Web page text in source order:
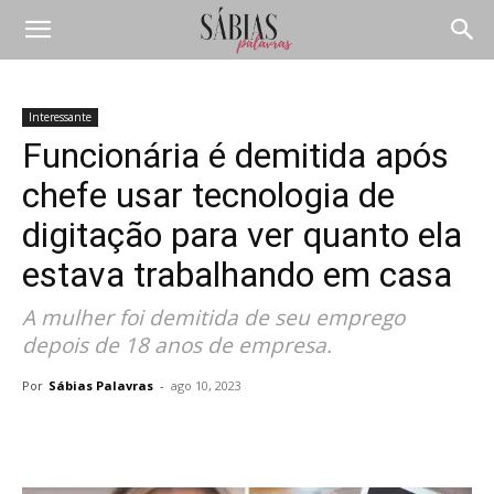
Interessante
Funcionária é demitida após
chefe usar tecnologia de
digitação para ver quanto ela
estava trabalhando em casa
A mulher foi demitida de seu emprego
depois de 18 anos de empresa.
Por Sábias Palavras - ago 10, 2023